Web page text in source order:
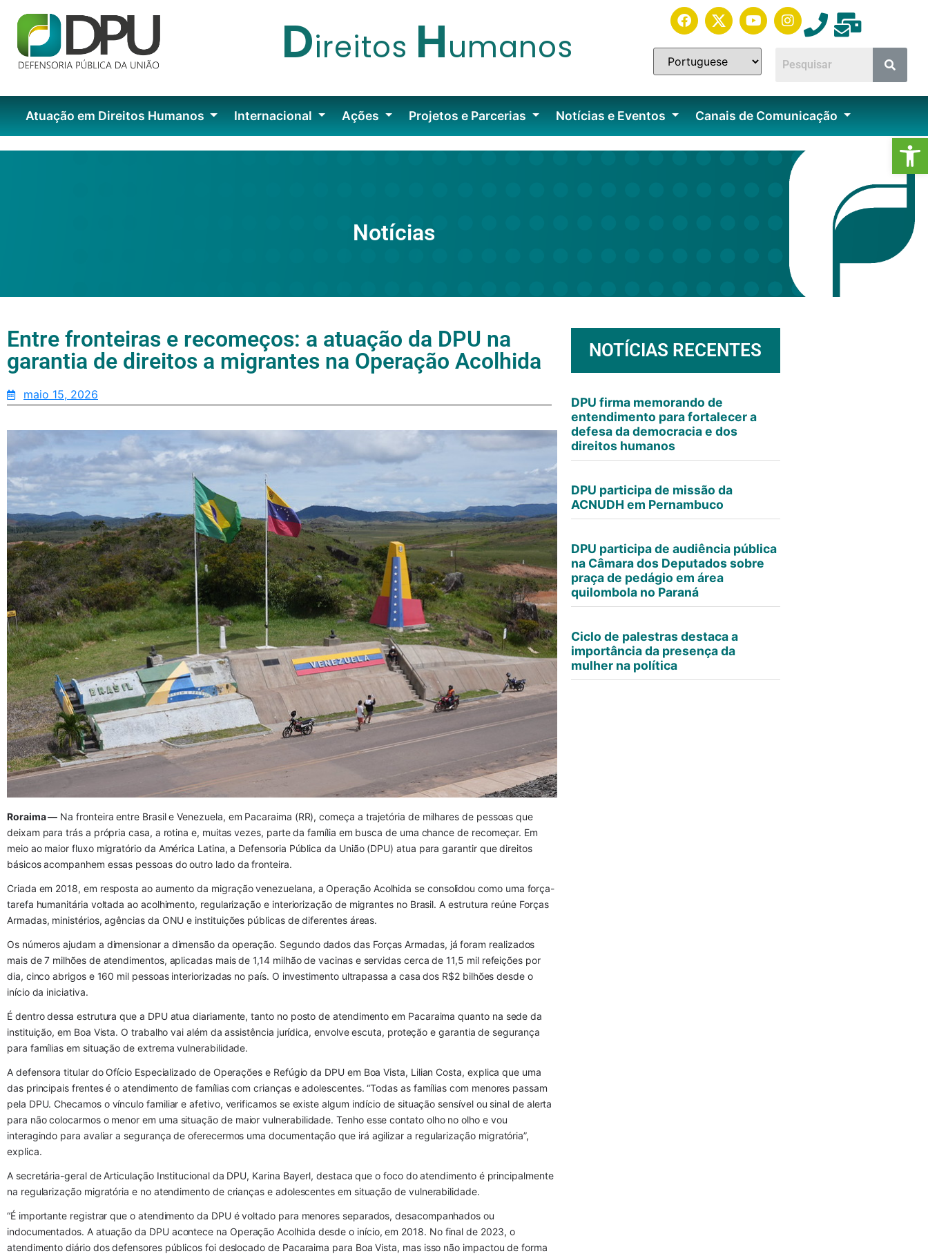
Direitos Humanos
Atuação em Direitos Humanos Internacional Ações Projetos e Parcerias Notícias e Eventos Canais de Comunicação
Notícias
Entre fronteiras e recomeços: a atuação da DPU na
garantia de direitos a migrantes na Operação Acolhida
maio 15, 2026
Roraima — Na fronteira entre Brasil e Venezuela, em Pacaraima (RR), começa a trajetória de milhares de pessoas que
deixam para trás a própria casa, a rotina e, muitas vezes, parte da família em busca de uma chance de recomeçar. Em
meio ao maior fluxo migratório da América Latina, a Defensoria Pública da União (DPU) atua para garantir que direitos
básicos acompanhem essas pessoas do outro lado da fronteira.
Criada em 2018, em resposta ao aumento da migração venezuelana, a Operação Acolhida se consolidou como uma força-
tarefa humanitária voltada ao acolhimento, regularização e interiorização de migrantes no Brasil. A estrutura reúne Forças
Armadas, ministérios, agências da ONU e instituições públicas de diferentes áreas.
Os números ajudam a dimensionar a dimensão da operação. Segundo dados das Forças Armadas, já foram realizados
mais de 7 milhões de atendimentos, aplicadas mais de 1,14 milhão de vacinas e servidas cerca de 11,5 mil refeições por
dia, cinco abrigos e 160 mil pessoas interiorizadas no país. O investimento ultrapassa a casa dos R$2 bilhões desde o
início da iniciativa.
É dentro dessa estrutura que a DPU atua diariamente, tanto no posto de atendimento em Pacaraima quanto na sede da
instituição, em Boa Vista. O trabalho vai além da assistência jurídica, envolve escuta, proteção e garantia de segurança
para famílias em situação de extrema vulnerabilidade.
A defensora titular do Ofício Especializado de Operações e Refúgio da DPU em Boa Vista, Lilian Costa, explica que uma
das principais frentes é o atendimento de famílias com crianças e adolescentes. “Todas as famílias com menores passam
pela DPU. Checamos o vínculo familiar e afetivo, verificamos se existe algum indício de situação sensível ou sinal de alerta
para não colocarmos o menor em uma situação de maior vulnerabilidade. Tenho esse contato olho no olho e vou
interagindo para avaliar a segurança de oferecermos uma documentação que irá agilizar a regularização migratória”,
explica.
A secretária-geral de Articulação Institucional da DPU, Karina Bayerl, destaca que o foco do atendimento é principalmente
na regularização migratória e no atendimento de crianças e adolescentes em situação de vulnerabilidade.
“É importante registrar que o atendimento da DPU é voltado para menores separados, desacompanhados ou
indocumentados. A atuação da DPU acontece na Operação Acolhida desde o início, em 2018. No final de 2023, o
atendimento diário dos defensores públicos foi deslocado de Pacaraima para Boa Vista, mas isso não impactou de forma
NOTÍCIAS RECENTES
DPU firma memorando de
entendimento para fortalecer a
defesa da democracia e dos
direitos humanos
DPU participa de missão da
ACNUDH em Pernambuco
DPU participa de audiência pública
na Câmara dos Deputados sobre
praça de pedágio em área
quilombola no Paraná
Ciclo de palestras destaca a
importância da presença da
mulher na política